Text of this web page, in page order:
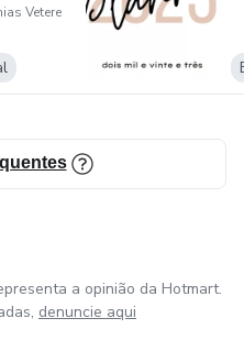
Vetere
a opinião da Hotmart.
denuncie aqui